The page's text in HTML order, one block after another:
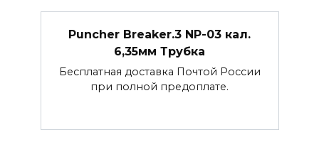
Puncher Breaker.3 NP-03 кал.
6,35мм Трубка
Бесплатная доставка Почтой России
при полной предоплате.